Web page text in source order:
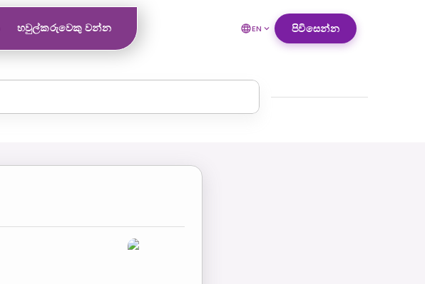
හවුල්කරුවෙකු වන්න EN පිවිසෙන්න